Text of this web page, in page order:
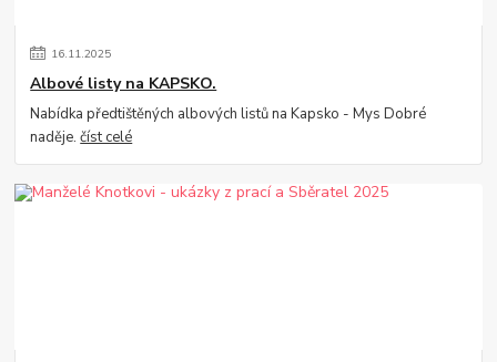
16.11.2025
Albové listy na KAPSKO.
Nabídka předtištěných albových listů na Kapsko - Mys Dobré
naděje.číst celé